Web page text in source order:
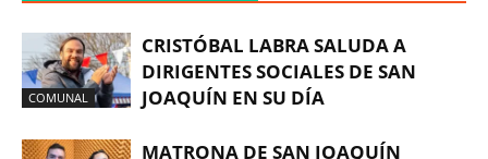
COMUNAL
CRISTÓBAL LABRA SALUDA A
DIRIGENTES SOCIALES DE SAN
JOAQUÍN EN SU DÍA
MATRONA DE SAN JOAQUÍN